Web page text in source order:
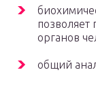
позволяет
органов
общий